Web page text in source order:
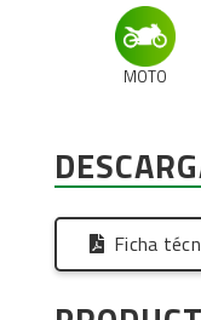
MOTO
Ficha